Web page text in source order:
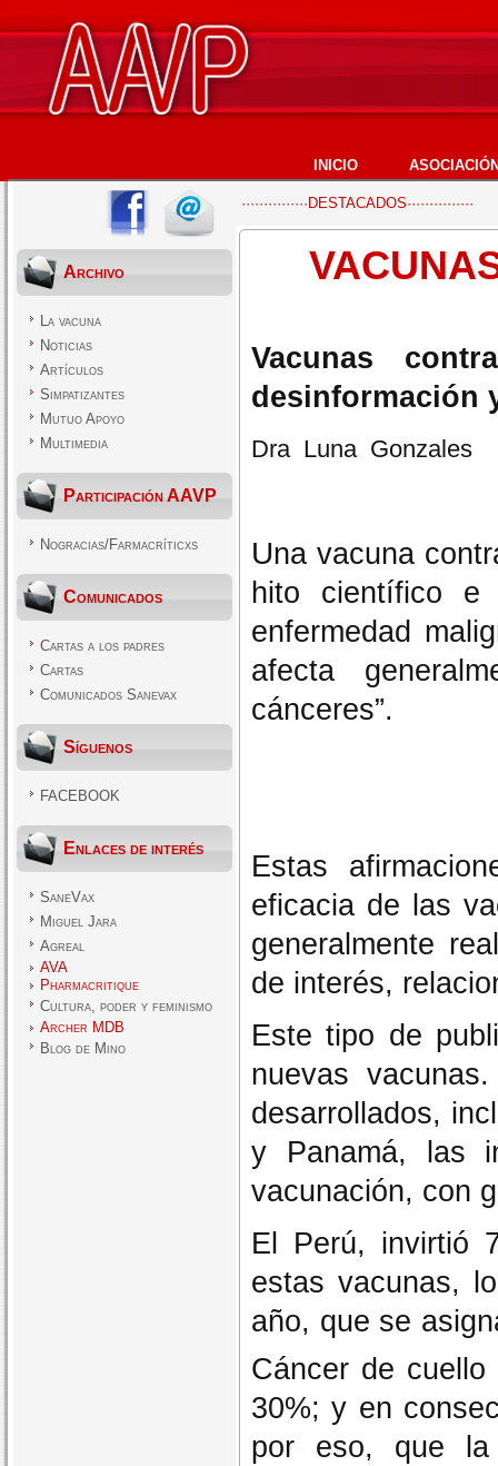
INICIO
Archivo
La vacuna
Noticias
Artículos
Simpatizantes
Mutuo Apoyo
Multimedia
Participación AAVP
Nogracias/Farmacríticxs
Comunicados
Cartas a los padres
Cartas
Comunicados Sanevax
Síguenos
FACEBOOK
Enlaces de interés
SaneVax
Miguel Jara
Agreal
AVA
Pharmacritique
Cultura, poder y feminismo
Archer MDB
Blog de Mino
···············DESTACADOS···············
Vacunas
desinformación
Dra Luna Gonzales
Una vacuna
hito científico e
enfermedad
afecta
cánceres”.
Estas
eficacia de las
generalmente
de interés,
Este tipo de
nuevas
desarrollados,
y Panamá, las
vacunación, con
El Perú, invirtió
estas vacunas,
año, que se
Cáncer de cuello
30%; y en
por eso, que la